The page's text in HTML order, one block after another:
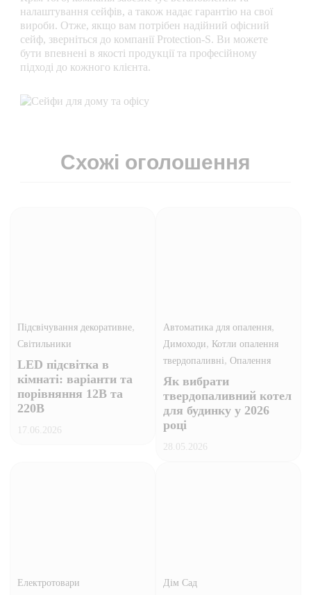
налаштування сейфів, а також надає гарантію на свої
вироби. Отже, якщо вам потрібен надійний офісний
сейф, зверніться до компанії Protection-S. Ви можете
бути впевнені в якості продукції та професійному
підході до кожного клієнта.
Схожі оголошення
Підсвічування декоративне,
Світильники
LED підсвітка в
кімнаті: варіанти та
порівняння 12В та
220В
17.06.2026
Автоматика для опалення,
Димоходи, Котли опалення
твердопаливні, Опалення
Як вибрати
твердопаливний котел
для будинку у 2026
році
28.05.2026
Електротовари Дім Сад